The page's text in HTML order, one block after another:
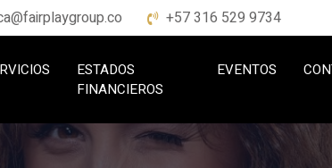
+57 316 529 9734
ESTADOS
FINANCIEROS
EVENTOS